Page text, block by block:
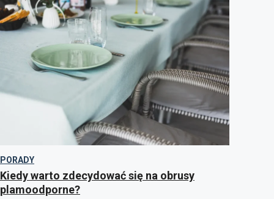
PORADY
Kiedy warto zdecydować się na obrusy
plamoodporne?